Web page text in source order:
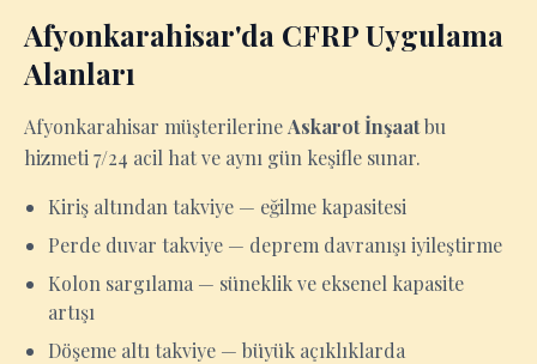
Afyonkarahisar'da CFRP Uygulama
Alanları
Afyonkarahisar müşterilerineAskarot İnşaatbu
hizmeti 7/24 acil hat ve aynı gün keşifle sunar.
Kiriş altından takviye — eğilme kapasitesi
Perde duvar takviye — deprem davranışı iyileştirme
Kolon sargılama — süneklik ve eksenel kapasite
artışı
Döşeme altı takviye — büyük açıklıklarda